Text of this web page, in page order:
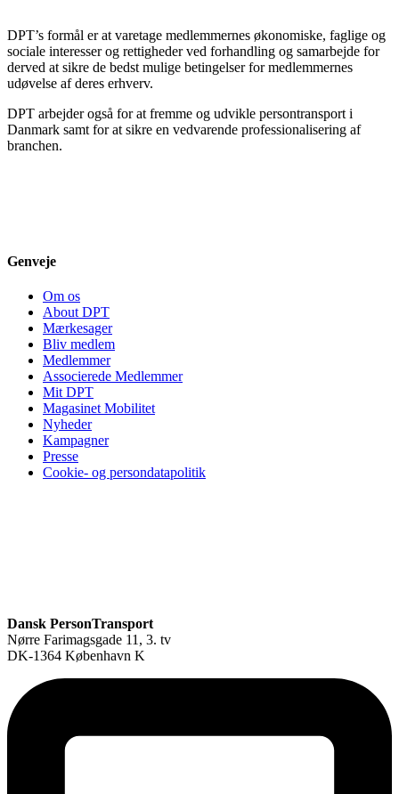
DPT’s formål er at varetage medlemmernes økonomiske, faglige og
sociale interesser og rettigheder ved forhandling og samarbejde for
derved at sikre de bedst mulige betingelser for medlemmernes
udøvelse af deres erhverv.
DPT arbejder også for at fremme og udvikle persontransport i
Danmark samt for at sikre en vedvarende professionalisering af
branchen.
Genveje
Om os
About DPT
Mærkesager
Bliv medlem
Medlemmer
Associerede Medlemmer
Mit DPT
Magasinet Mobilitet
Nyheder
Kampagner
Presse
Cookie- og persondatapolitik
Dansk PersonTransport
Nørre Farimagsgade 11, 3. tv
DK-1364 København K